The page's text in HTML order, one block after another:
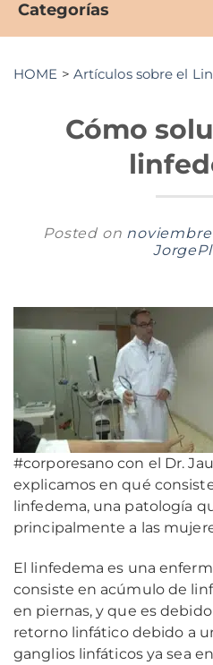
Categorías
HOME > Artículos sobre el
Cómo
Posted on noviembre
#corporesano con el Dr.
explicamos en qué
linfedema, una patología
principalmente a las
El linfedema es una
consiste en acúmulo de
en piernas, y que es
retorno linfático debido a
ganglios linfáticos ya sea